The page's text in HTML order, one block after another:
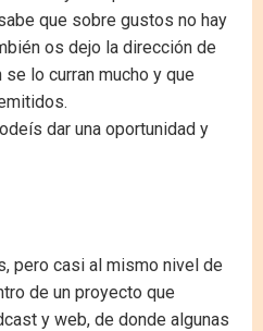
que sobre gustos no hay
os dejo la dirección de
lo curran mucho y que
dar una oportunidad y
pero casi al mismo nivel de
de un proyecto que
y web, de donde algunas